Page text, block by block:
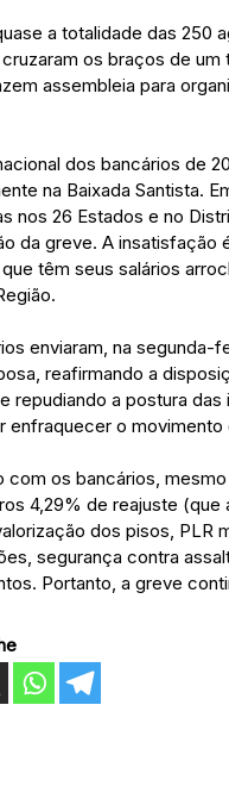
a totalidade das 250
os braços de um
assembleia para
dos bancários de
na Baixada Santista.
nos 26 Estados e no
da greve. A insatisfação
têm seus salários
enviaram, na segunda-
reafirmando a
repudiando a postura
enfraquecer o movimento
com os bancários,
4,29% de reajuste (que
dos pisos, PLR
segurança contra
Portanto, a greve